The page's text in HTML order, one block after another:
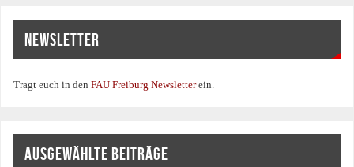
NEWSLETTER
Tragt euch in denFAU Freiburg Newsletterein.
AUSGEWÄHLTE BEITRÄGE